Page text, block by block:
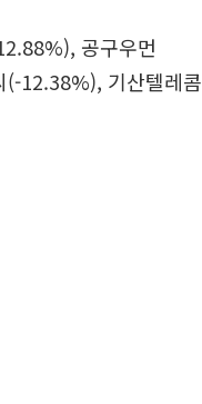
공구우먼
12.38%), 기산텔레콤